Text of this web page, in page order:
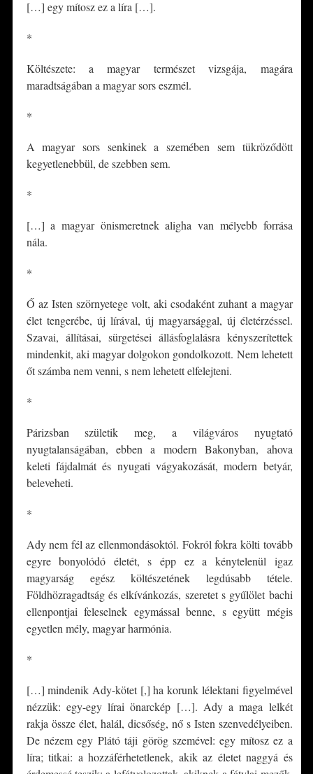
[…] egy mítosz ez a líra […].
*
Költészete: a magyar természet vizsgája, magára
maradtságában a magyar sors eszmél.
*
A magyar sors senkinek a szemében sem tükröződött
kegyetlenebbül, de szebben sem.
*
[…] a magyar önismeretnek aligha van mélyebb forrása
nála.
*
Ő az Isten szörnyetege volt, aki csodaként zuhant a magyar
élet tengerébe, új lírával, új magyarsággal, új életérzéssel.
Szavai, állításai, sürgetései állásfoglalásra kényszerítettek
mindenkit, aki magyar dolgokon gondolkozott. Nem lehetett
őt számba nem venni, s nem lehetett elfelejteni.
*
Párizsban születik meg, a világváros nyugtató
nyugtalanságában, ebben a modern Bakonyban, ahova
keleti fájdalmát és nyugati vágyakozását, modern betyár,
beleveheti.
*
Ady nem fél az ellenmondásoktól. Fokról fokra költi tovább
egyre bonyolódó életét, s épp ez a kénytelenül igaz
magyarság egész költészetének legdúsabb tétele.
Földhözragadtság és elkívánkozás, szeretet s gyűlölet bachi
ellenpontjai feleselnek egymással benne, s együtt mégis
egyetlen mély, magyar harmónia.
*
[…] mindenik Ady-kötet [,] ha korunk lélektani figyelmével
nézzük: egy-egy lírai önarckép […]. Ady a maga lelkét
rakja össze élet, halál, dicsőség, nő s Isten szenvedélyeiben.
De nézem egy Plátó táji görög szemével: egy mítosz ez a
líra; titkai: a hozzáférhetetlenek, akik az életet naggyá és